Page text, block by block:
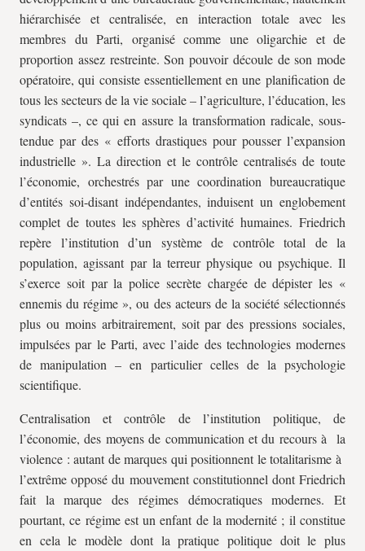
hiérarchisée et centralisée, en interaction totale avec les
membres du Parti, organisé comme une oligarchie et de
proportion assez restreinte. Son pouvoir découle de son mode
opératoire, qui consiste essentiellement en une planification de
tous les secteurs de la vie sociale – l’agriculture, l’éducation, les
syndicats –, ce qui en assure la transformation radicale, sous-
tendue par des « efforts drastiques pour pousser l’expansion
industrielle ». La direction et le contrôle centralisés de toute
l’économie, orchestrés par une coordination bureaucratique
d’entités soi-disant indépendantes, induisent un englobement
complet de toutes les sphères d’activité humaines. Friedrich
repère l’institution d’un système de contrôle total de la
population, agissant par la terreur physique ou psychique. Il
s’exerce soit par la police secrète chargée de dépister les «
ennemis du régime », ou des acteurs de la société sélectionnés
plus ou moins arbitrairement, soit par des pressions sociales,
impulsées par le Parti, avec l’aide des technologies modernes
de manipulation – en particulier celles de la psychologie
scientifique.
Centralisation et contrôle de l’institution politique, de
l’économie, des moyens de communication et du recours à la
violence : autant de marques qui positionnent le totalitarisme à
l’extrême opposé du mouvement constitutionnel dont Friedrich
fait la marque des régimes démocratiques modernes. Et
pourtant, ce régime est un enfant de la modernité ; il constitue
en cela le modèle dont la pratique politique doit le plus